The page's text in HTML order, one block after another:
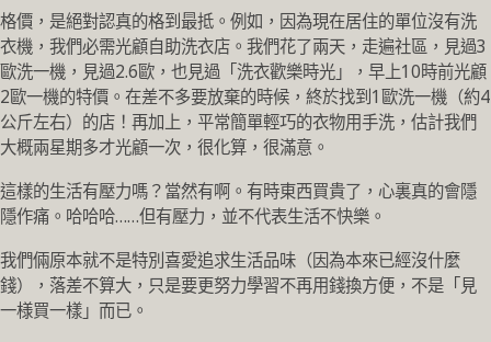
格價，是絕對認真的格到最抵。例如，因為現在居住的單位沒有洗
衣機，我們必需光顧自助洗衣店。我們花了兩天，走遍社區，見過3
歐洗一機，見過2.6歐，也見過「洗衣歡樂時光」，早上10時前光顧
2歐一機的特價。在差不多要放棄的時候，終於找到1歐洗一機（約4
公斤左右）的店！再加上，平常簡單輕巧的衣物用手洗，估計我們
大概兩星期多才光顧一次，很化算，很滿意。
這樣的生活有壓力嗎？當然有啊。有時東西買貴了，心裏真的會隱
隱作痛。哈哈哈……但有壓力，並不代表生活不快樂。
我們倆原本就不是特別喜愛追求生活品味（因為本來已經沒什麼
錢），落差不算大，只是要更努力學習不再用錢換方便，不是「見
一様買一樣」而已。